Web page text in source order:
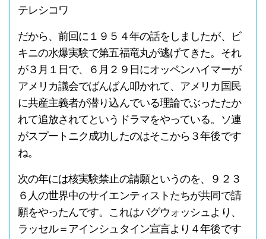
テレシコワ
だから、前回に１９５４年の話をしましたが、ビ
キニの水爆実験で第五福竜丸が逃げてきた。それ
が３月１日で、６月２９日にオッペンハイマーが
アメリカ議会でばんばん叩かれて、アメリカ国民
に共産主義者が潜り込んでいる理論でぶったたか
れて追放されてというドラマをやっている。ソ連
がスプートニク成功したのはそこから３年後です
ね。
次の年には核実験禁止の請願というのを、９２３
６人の世界中のサイエンティストたちが共同で請
願をやったんです。これはパグウォッシュより、
ラッセル＝アインシュタイン宣言より４年後です